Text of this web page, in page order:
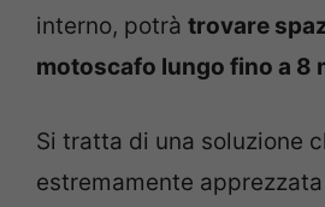
interno, potrà trovare
motoscafo lungo fino a 8
Si tratta di una soluzione
estremamente